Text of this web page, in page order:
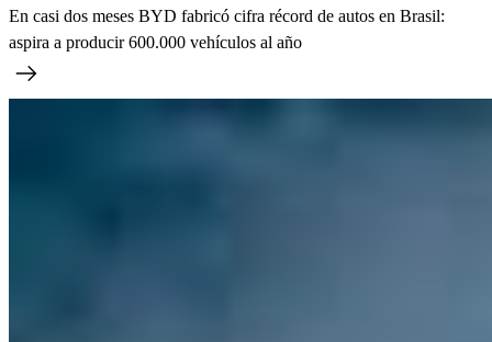
En casi dos meses BYD fabricó cifra récord de autos en Brasil:
aspira a producir 600.000 vehículos al año